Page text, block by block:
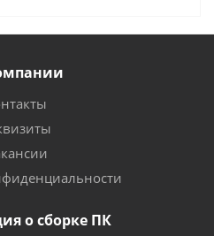
о сборке ПК